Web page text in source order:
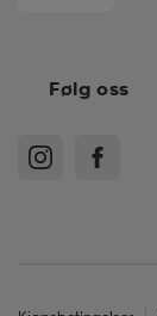
Følg oss